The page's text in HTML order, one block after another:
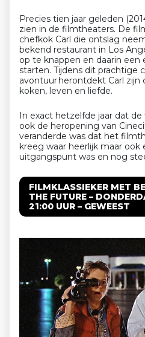
Precies tien jaar geleden
zien in de filmtheaters. De
chefkok Carl die ontslag
bekend restaurant in Los
op te knappen en daarin een
starten. Tijdens dit prachtige
avontuur herontdekt Carl zijn
koken, leven en liefde.
In exact hetzelfde jaar dat
ook de heropening van
veranderde was dat het
kreeg waar heerlijk maar ook
uitgangspunt was en nog
FILMKLASSIEKER MET
THE FUTURE –
21:00 UUR – GEWEEST